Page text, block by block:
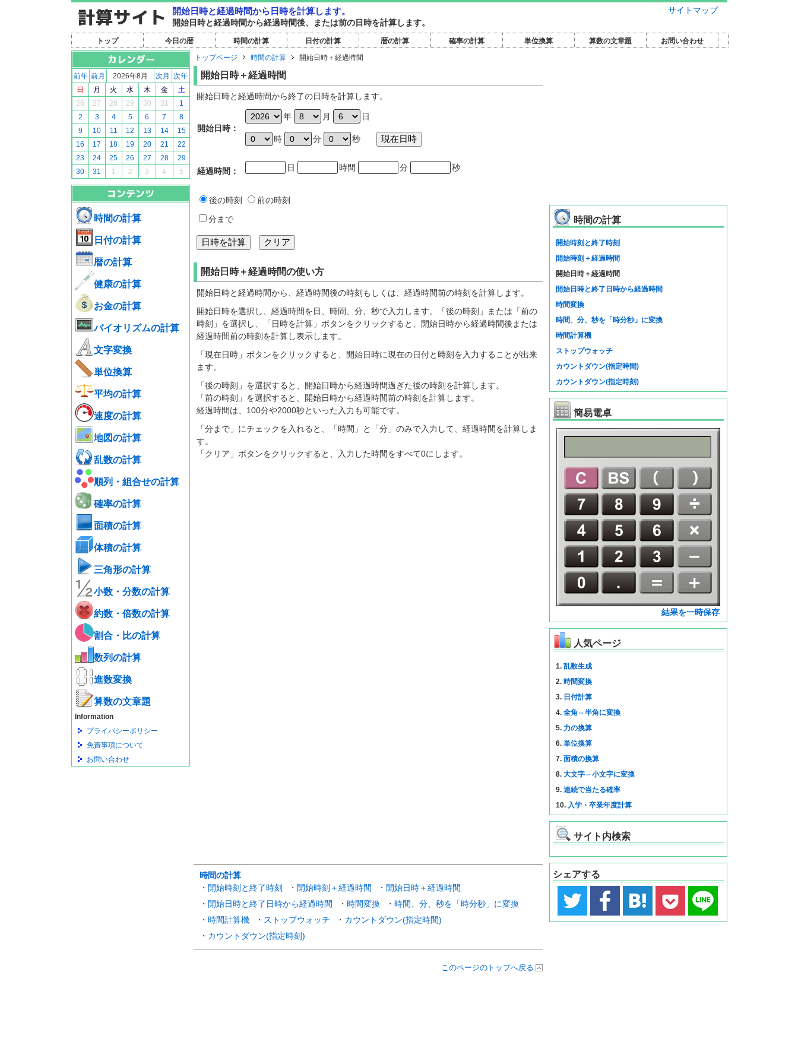
サイトマップ
開始日時と経過時間から日時を計算します。
開始日時と経過時間から経過時間後、または前の日時を計算します。
トップ 今日の暦 時間の計算 日付の計算 暦の計算 確率の計算 単位換算 算数の文章題 お問い合わせ
前年 前月 2026年8月 次月
次年
日
月 火 水 木 金
土
26
27 28 29 30 31
1
2
3 4 5 6 7
8
9
10 11 12 13 14
15
16
17 18 19 20 21
22
23
24 25 26 27 28
29
30
31 1 2 3 4 5
時間の計算
日付の計算
暦の計算
健康の計算
お金の計算
バイオリズムの計算
文字変換
単位換算
平均の計算
速度の計算
地図の計算
乱数の計算
順列・組合せの計算
確率の計算
面積の計算
体積の計算
三角形の計算
小数・分数の計算
約数・倍数の計算
割合・比の計算
数列の計算
進数変換
算数の文章題
Information
プライバシーポリシー
免責事項について
お問い合わせ
トップページ 時間の計算 開始日時＋経過時間
開始日時＋経過時間
開始日時と経過時間から終了の日時を計算します。
開始日時：
年 月 日
時 分 秒
経過時間： 日 時間 分 秒
後の時刻
前の時刻
分まで
クリア
開始日時＋経過時間の使い方
開始日時と経過時間から、経過時間後の時刻もしくは、経過時間前の時刻を計算します。
開始日時を選択し、経過時間を日、時間、分、秒で入力します。「後の時刻」または「前の
時刻」を選択し、「日時を計算」ボタンをクリックすると、開始日時から経過時間後または
経過時間前の時刻を計算し表示します。
「現在日時」ボタンをクリックすると、開始日時に現在の日付と時刻を入力することが出来
ます。
「後の時刻」を選択すると、開始日時から経過時間過ぎた後の時刻を計算します。
「前の時刻」を選択すると、開始日時から経過時間前の時刻を計算します。
経過時間は、100分や2000秒といった入力も可能です。
「分まで」にチェックを入れると、「時間」と「分」のみで入力して、経過時間を計算しま
す。
「クリア」ボタンをクリックすると、入力した時間をすべて0にします。
時間の計算
・ 開始時刻と終了時刻 ・ 開始時刻＋経過時間 ・ 開始日時＋経過時間
・ 開始日時と終了日時から経過時間 ・ 時間変換 ・ 時間、分、秒を「時分秒」に変換
・ 時間計算機 ・ ストップウォッチ ・ カウントダウン(指定時間)
・ カウントダウン(指定時刻)
このページのトップへ戻る
時間の計算
開始時刻と終了時刻
開始時刻＋経過時間
開始日時＋経過時間
開始日時と終了日時から経過時間
時間変換
時間、分、秒を「時分秒」に変換
時間計算機
ストップウォッチ
カウントダウン(指定時間)
カウントダウン(指定時刻)
簡易電卓
結果を一時保存
人気ページ
1. 乱数生成
2. 時間変換
3. 日付計算
4. 全角⇔半角に変換
5. 力の換算
6. 単位換算
7. 面積の換算
8. 大文字⇔小文字に変換
9. 連続で当たる確率
10. 入学・卒業年度計算
サイト内検索
シェアする